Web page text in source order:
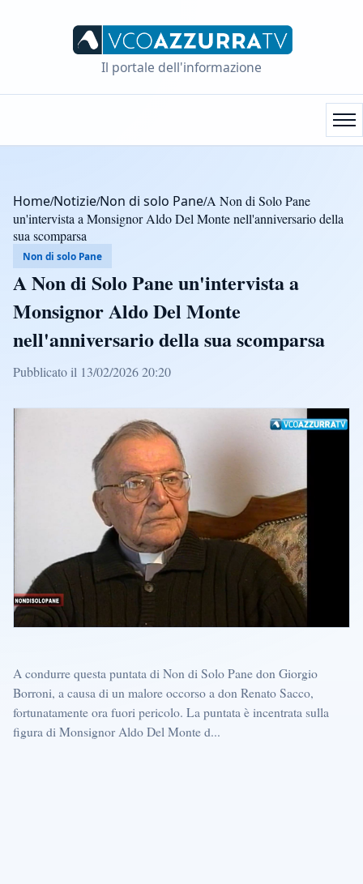
Il portale dell'informazione
Home/Notizie/Non di solo Pane/A Non di Solo Pane
un'intervista a Monsignor Aldo Del Monte nell'anniversario della
sua scomparsa
Non di solo Pane
A Non di Solo Pane un'intervista a
Monsignor Aldo Del Monte
nell'anniversario della sua scomparsa
Pubblicato il 13/02/2026 20:20
A condurre questa puntata di Non di Solo Pane don Giorgio
Borroni, a causa di un malore occorso a don Renato Sacco,
fortunatamente ora fuori pericolo. La puntata è incentrata sulla
figura di Monsignor Aldo Del Monte d...